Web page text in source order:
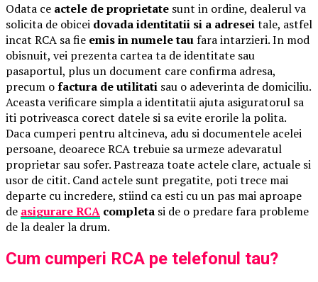
Odata ce actele de proprietate sunt in ordine, dealerul va
solicita de obicei dovada identitatii si a adreseitale, astfel
incat RCA sa fie emis in numele taufara intarzieri. In mod
obisnuit, vei prezenta cartea ta de identitate sau
pasaportul, plus un document care confirma adresa,
precum ofactura de utilitati sau o adeverinta de domiciliu.
Aceasta verificare simpla a identitatii ajuta asiguratorul sa
iti potriveasca corect datele si sa evite erorile la polita.
Daca cumperi pentru altcineva, adu si documentele acelei
persoane, deoarece RCA trebuie sa urmeze adevaratul
proprietar sau sofer. Pastreaza toate actele clare, actuale si
usor de citit. Cand actele sunt pregatite, poti trece mai
departe cu incredere, stiind ca esti cu un pas mai aproape
de asigurare RCA completa si de o predare fara probleme
de la dealer la drum.
Cum cumperi RCA pe telefonul tau?